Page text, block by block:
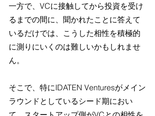
一方で、VCに接触してから投資を受け
るまでの間に、聞かれたことに答えて
いるだけでは、こうした相性を積極的
に測りにいくのは難しいかもしれませ
ん。
そこで、特にIDATEN Venturesがメイン
ラウンドとしているシード期におい